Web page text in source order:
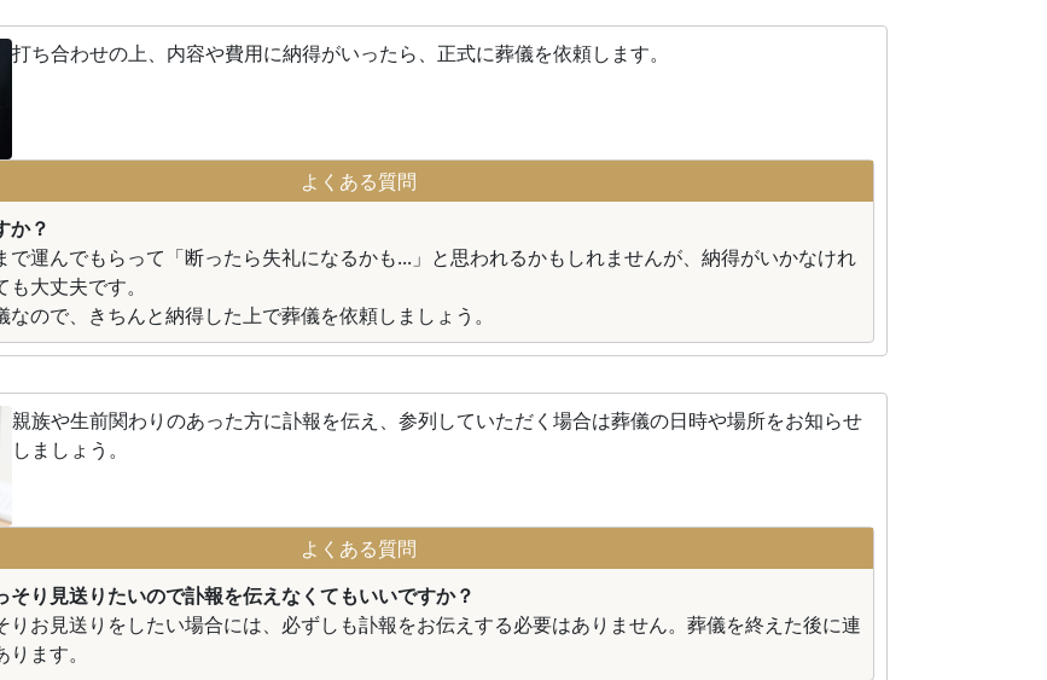
打ち合わせの上、内容や費用に納得がいったら、正式に葬儀を依頼します。
よくある質問
か？
で運んでもらって「断ったら失礼になるかも...」と思われるかもしれませんが、納得がいかなけれ
大丈夫です。
なので、きちんと納得した上で葬儀を依頼しましょう。
親族や生前関わりのあった方に訃報を伝え、参列していただく場合は葬儀の日時や場所をお知らせ
しましょう。
よくある質問
そり見送りたいので訃報を伝えなくてもいいですか？
りお見送りをしたい場合には、必ずしも訃報をお伝えする必要はありません。葬儀を終えた後に連
ます。